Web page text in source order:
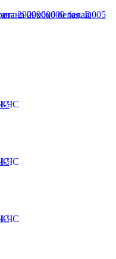
2900х600 белая, D005